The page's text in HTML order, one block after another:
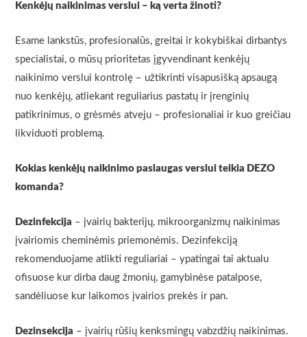
Kenkėjų naikinimas verslui – ką verta žinoti?
Esame lankstūs, profesionalūs, greitai ir kokybiškai dirbantys
specialistai, o mūsų prioritetas įgyvendinant kenkėjų
naikinimo verslui kontrolę – užtikrinti visapusišką apsaugą
nuo kenkėjų, atliekant reguliarius pastatų ir įrenginių
patikrinimus, o grėsmės atveju – profesionaliai ir kuo greičiau
likviduoti problemą.
Kokias kenkėjų naikinimo paslaugas verslui teikia DEZO
komanda?
Dezinfekcija – įvairių bakterijų, mikroorganizmų naikinimas
įvairiomis cheminėmis priemonėmis. Dezinfekciją
rekomenduojame atlikti reguliariai – ypatingai tai aktualu
ofisuose kur dirba daug žmonių, gamybinėse patalpose,
sandėliuose kur laikomos įvairios prekės ir pan.
Dezinsekcija – įvairių rūšių kenksmingų vabzdžių naikinimas.